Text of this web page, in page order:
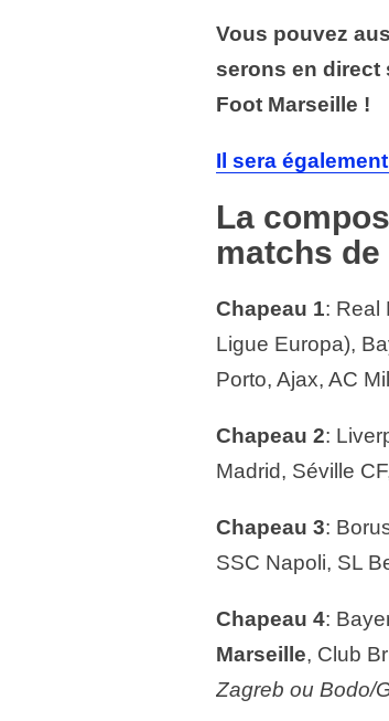
Vous pouvez
serons en direct
Foot Marseille !
Il sera
La
matchs
Chapeau 1: Real
Ligue Europa),
Porto, Ajax, AC
Chapeau 2:
Madrid, Séville
Chapeau 3:
SSC Napoli, SL
Chapeau 4:
Marseille, Club
Zagreb ou Bodo/